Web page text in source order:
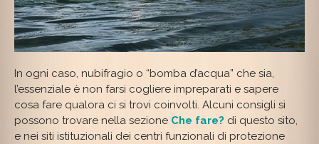
In ogni caso, nubifragio o “bomba d’acqua” che sia,
l’essenziale è non farsi cogliere impreparati e sapere
cosa fare qualora ci si trovi coinvolti. Alcuni consigli si
possono trovare nella sezione Che fare? di questo sito,
e nei siti istituzionali dei centri funzionali di protezione